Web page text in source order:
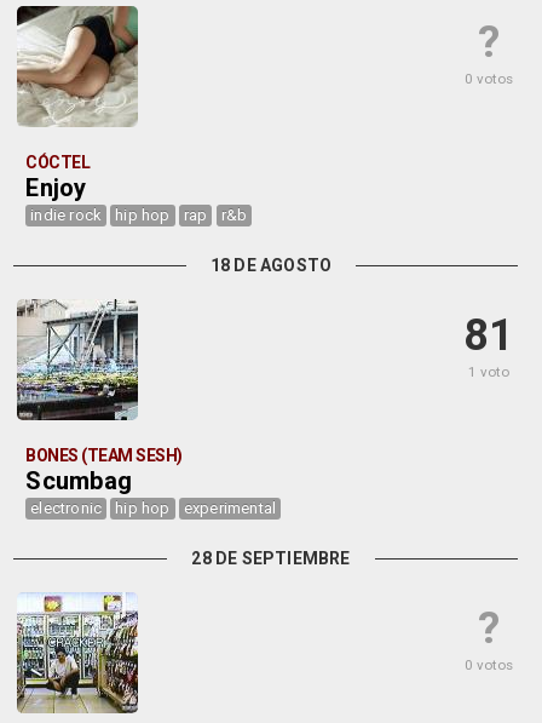
?
0 votos
CÓCTEL
Enjoy
indie rock hip hop rap r&b
18 DE AGOSTO
81
1 voto
BONES (TEAM SESH)
Scumbag
electronic hip hop experimental
28 DE SEPTIEMBRE
?
0 votos